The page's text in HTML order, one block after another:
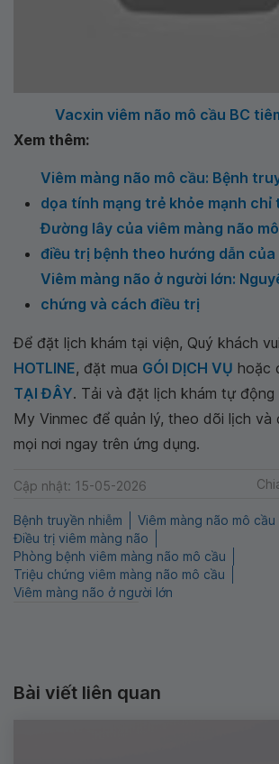
Vacxin viêm não mô cầu BC
Xem thêm:
Viêm màng não mô cầu: Bệnh
dọa tính mạng trẻ khỏe mạnh chỉ
Đường lây của viêm màng não
điều trị bệnh theo hướng dẫn của
Viêm màng não ở người lớn:
chứng và cách điều trị
Để đặt lịch khám tại viện, Quý khách
HOTLINE, đặt mua GÓI DỊCH VỤ hoặc
TẠI ĐÂY. Tải và đặt lịch khám tự động
My Vinmec để quản lý, theo dõi lịch và
mọi nơi ngay trên ứng dụng.
Cập nhật: 15-05-2026
Bệnh truyền nhiễm
Viêm màng não mô cầu
Điều trị viêm màng não
Phòng bệnh viêm màng não mô cầu
Triệu chứng viêm màng não mô cầu
Viêm màng não ở người lớn
Bài viết liên quan